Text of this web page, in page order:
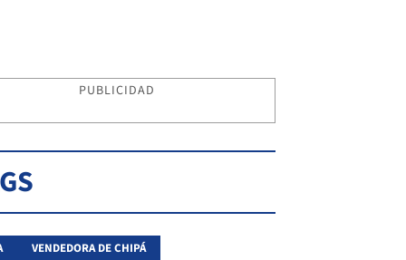
PUBLICIDAD
VENDEDORA DE CHIPÁ